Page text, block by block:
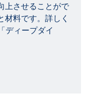
上させることがで
材料です。詳しく
ディープダイ